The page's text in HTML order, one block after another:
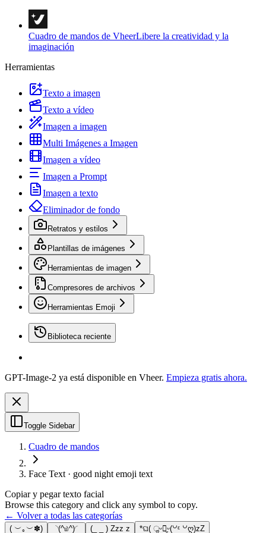
Cuadro de mandos de VheerLibere la creatividad y la
imaginación
Herramientas
Texto a imagen
Texto a vídeo
Imagen a imagen
Multi Imágenes a Imagen
Imagen a vídeo
Imagen a Prompt
Imagen a texto
Eliminador de fondo
Retratos y estilos
Plantillas de imágenes
Herramientas de imagen
Compresores de archivos
Herramientas Emoji
Biblioteca reciente
GPT-Image-2 ya está disponible en Vheer. Empieza gratis ahora.
Toggle Sidebar
Cuadro de mandos
Face Text · good night emoji text
Copiar y pegar texto facial
Browse this category and click any symbol to copy.
← Volver a todas las categorías
( ︶｡︶✽) ◝(^௰^)◜ (_ _ ) Zzz z *ଘ( ॢᵕ꒶̮ᵕ(꒡ᵋ ꒡ღ)zZ